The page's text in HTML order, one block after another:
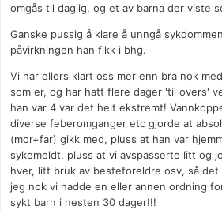
omgås til daglig, og et av barna der viste
Ganske pussig å klare å unngå
påvirkningen han fikk i bhg.
Vi har ellers klart oss mer enn bra nok
som er, og har hatt flere dager 'til overs'
han var 4 var det helt ekstremt!
diverse feberomganger etc gjorde at
(mor+far) gikk med, pluss at han var
sykemeldt, pluss at vi avspasserte litt og
hver, litt bruk av besteforeldre osv, så
jeg nok vi hadde en eller annen ordning
sykt barn i nesten 30 dager!!!